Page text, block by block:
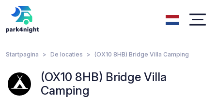
Startpagina De locaties (OX10 8HB) Bridge Villa Camping
(OX10 8HB) Bridge Villa
Camping